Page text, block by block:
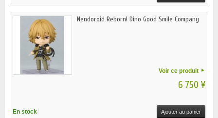
Nendoroid Reborn! Dino Good Smile Company
Voir ce produit
6 750 ¥
En stock Ajouter au panier